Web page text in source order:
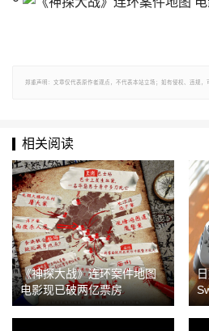
郑重声明：文章仅代表原作者观点，不代表本站立场；如有侵权、违规，
相关阅读
《神探大战》连环案件地图
电影现已破两亿票房